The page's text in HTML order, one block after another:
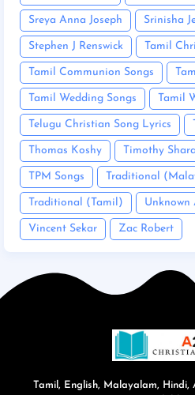
Sreya Anna Joseph Srinisha
Stephen J Renswick Tamil
Tamil Communion Songs
Tamil Wedding Songs Tamil
Telugu Christian Song Lyrics
Thomas Koshy Timothy
TPM Songs Traditional
Traditional (Tamil) Unknown
Vincent Sekar Zac Robert
Tamil, English, Malayalam,